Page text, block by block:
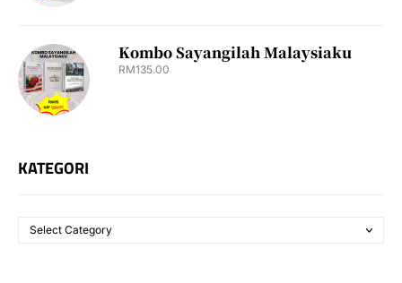
Kombo Sayangilah Malaysiaku
RM135.00
KATEGORI